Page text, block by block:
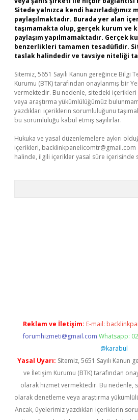
Sitede yalnızca kendi hazırladığımız
paylaşılmaktadır. Burada yer alan
taşımamakta olup, gerçek kurum ve
paylaşım yapılmamaktadır. Gerçek
benzerlikleri tamamen tesadüfidir.
taslak halindedir ve tavsiye niteliği
Sitemiz, 5651 Sayılı Kanun gereğince Bilgi
Kurumu (BTK) tarafından onaylanmış bir
vermektedir. Bu nedenle, sitedeki
veya araştırma yükümlülüğümüz
yazdıkları içeriklerin sorumluluğunu
bu sorumluluğu kabul etmiş sayılırlar.
Hukuka ve yasal düzenlemelere aykırı
içerikleri, backlinkpanelicomtr@gmail.com
halinde, ilgili içerikler yasal süre içerisinde
Reklam ve İletişim: E-mail:
forumhizmeti@gmail.com Whatsapp:
@karabul
Yasal Uyarı: Sitemiz, 5651 Sayılı Kanun
ve İletişim Kurumu (BTK) tarafından
olarak hizmet vermektedir. Bu nedenle,
olarak denetleme veya araştırma
Ancak, üyelerimiz yazdıkları içeriklerin